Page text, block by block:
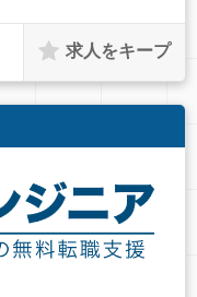
求人をキープ